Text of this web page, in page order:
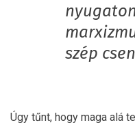
szép
Úgy tűnt, hogy maga alá